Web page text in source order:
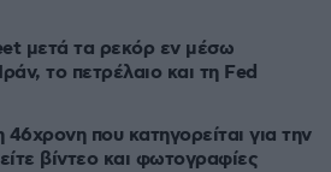
μετά τα ρεκόρ εν μέσω
το πετρέλαιο και τη Fed
που κατηγορείται για την
βίντεο και φωτογραφίες